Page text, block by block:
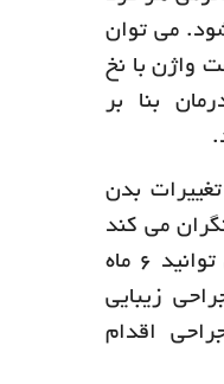
می توان
واژن با نخ
بنا بر
بدن
می کند
جای نگرانی نیست، می توانید 6 ماه
زیبایی
اقدام